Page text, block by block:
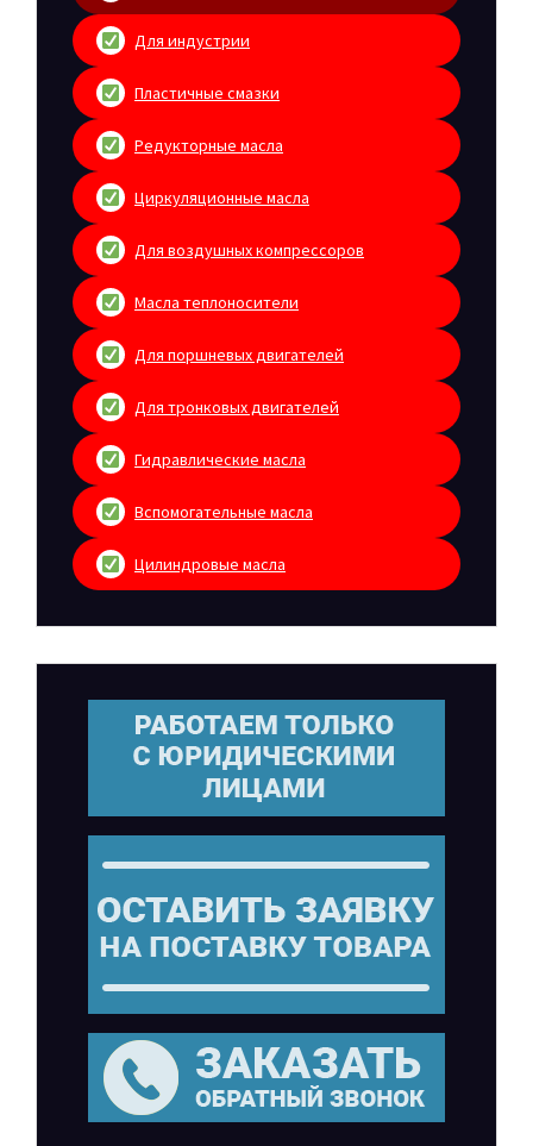
Для индустрии
Пластичные смазки
Редукторные масла
Циркуляционные масла
Для воздушных компрессоров
Масла теплоносители
Для поршневых двигателей
Для тронковых двигателей
Гидравлические масла
Вспомогательные масла
Цилиндровые масла